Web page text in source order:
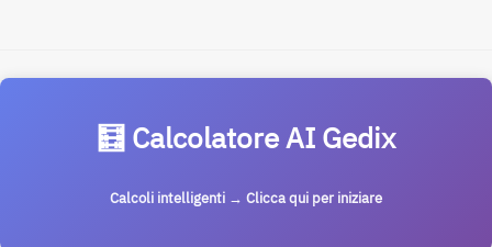
🧮 Calcolatore AI Gedix
Calcoli intelligenti → Clicca qui per iniziare